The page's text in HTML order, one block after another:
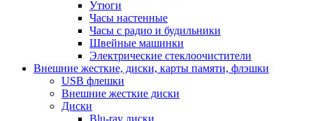
Утюги
Часы настенные
Часы с радио и будильники
Швейные машинки
Электрические стеклоочистители
Внешние жесткие, диски, карты памяти, флэшки
USB флешки
Внешние жесткие диски
Диски
Blu-ray диски